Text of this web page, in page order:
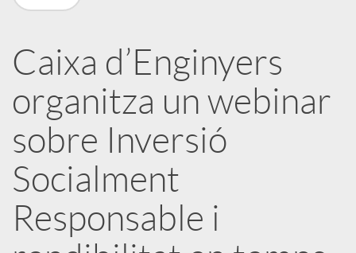
r
x
e
s
Caixa d’Enginyers
organitza un webinar
sobre Inversió
Socialment
Responsable i